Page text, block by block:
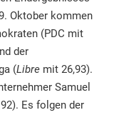
Oktober kommen
(PDC mit
der
(Libremit 26,93).
Samuel
Es folgen der